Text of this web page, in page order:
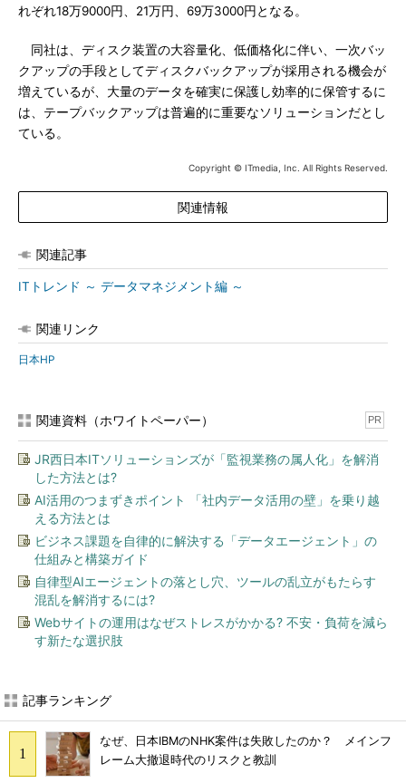
れぞれ18万9000円、21万円、69万3000円となる。
同社は、ディスク装置の大容量化、低価格化に伴い、一次バッ
クアップの手段としてディスクバックアップが採用される機会が
増えているが、大量のデータを確実に保護し効率的に保管するに
は、テープバックアップは普遍的に重要なソリューションだとし
ている。
Copyright © ITmedia, Inc. All Rights Reserved.
関連情報
関連記事
ITトレンド ～ データマネジメント編 ～
関連リンク
日本HP
関連資料（ホワイトペーパー） PR
JR西日本ITソリューションズが「監視業務の属人化」を解消
した方法とは?
AI活用のつまずきポイント 「社内データ活用の壁」を乗り越
える方法とは
ビジネス課題を自律的に解決する「データエージェント」の
仕組みと構築ガイド
自律型AIエージェントの落とし穴、ツールの乱立がもたらす
混乱を解消するには?
Webサイトの運用はなぜストレスがかかる? 不安・負荷を減ら
す新たな選択肢
記事ランキング
なぜ、日本IBMのNHK案件は失敗したのか？ メインフ
レーム大撤退時代のリスクと教訓